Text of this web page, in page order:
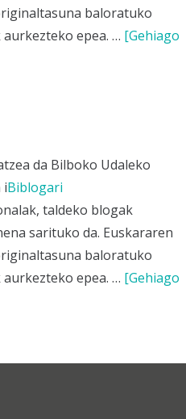
baloratuko
epea. … [Gehiago
da Bilboko Udaleko
iBiblogari
taldeko blogak
sarituko da. Euskararen
baloratuko
epea. … [Gehiago